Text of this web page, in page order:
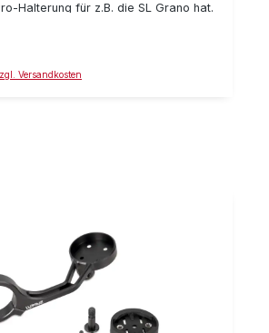
Halterung für z.B. die SL Grano hat.
Aero-Lenkerintegrierte Go-Pro-
aus hochwertiger Aluminium-
Versandkosten